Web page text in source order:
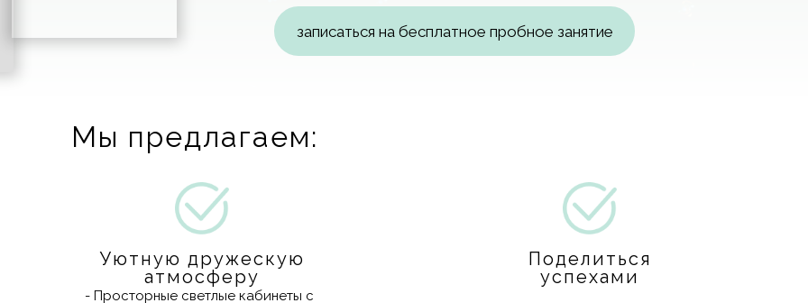
записаться на бесплатное пробное занятие
Мы предлагаем:
- Просторные светлые кабинеты с
Поделиться
успехами
Уютную дружескую
атмосферу